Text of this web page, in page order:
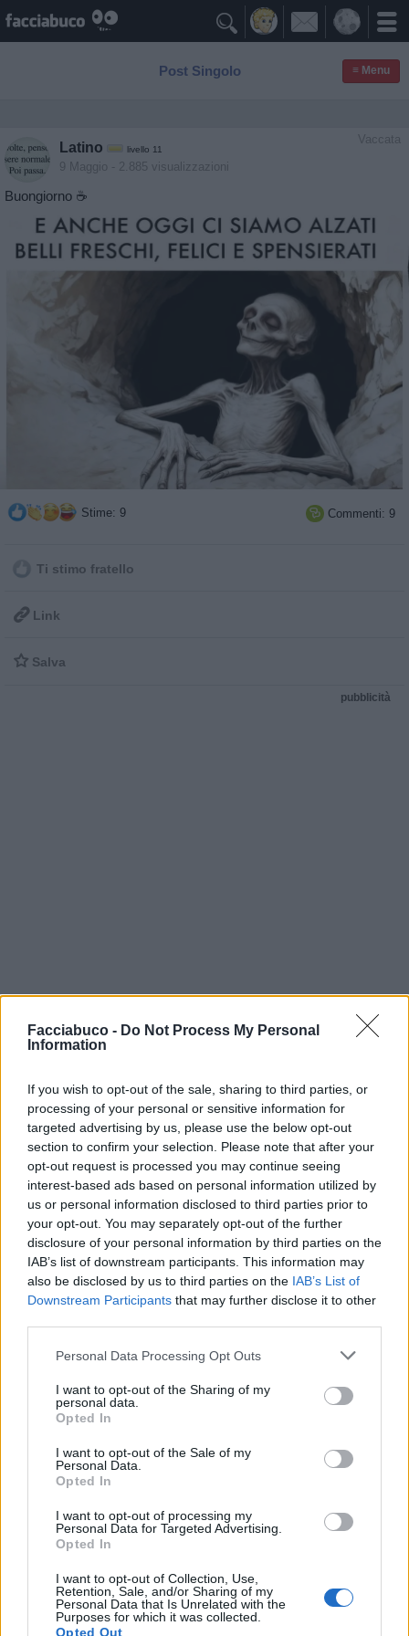
Facciabuco - Do Not Process My Personal
Information
If you wish to opt-out of the sale, sharing to third parties, or
processing of your personal or sensitive information for
targeted advertising by us, please use the below opt-out
section to confirm your selection. Please note that after your
opt-out request is processed you may continue seeing
interest-based ads based on personal information utilized by
us or personal information disclosed to third parties prior to
your opt-out. You may separately opt-out of the further
disclosure of your personal information by third parties on the
IAB’s list of downstream participants. This information may
also be disclosed by us to third parties on the IAB’s List of
Downstream Participants that may further disclose it to other
Personal Data Processing Opt Outs
I want to opt-out of the Sharing of my
personal data.
Opted In
I want to opt-out of the Sale of my
Personal Data.
Opted In
I want to opt-out of processing my
Personal Data for Targeted Advertising.
Opted In
I want to opt-out of Collection, Use,
Retention, Sale, and/or Sharing of my
Personal Data that Is Unrelated with the
Purposes for which it was collected.
Opted Out

Post Singolo ≡ Menu
Vaccata
Latino livello 11
9 Maggio - 2.885 visualizzazioni
Buongiorno ☕️
Stime: 9  Commenti: 9
Ti stimo fratello
 Link
 Salva
pubblicità
Dr00py:L'importante è alzarsi 😂😂😂
2
9 Maggio alle ore 10:16
·Ti stimo ·Rispondi
Latino: Dr00py.....o farsi aiutare x alzarsi....😅
1
9 Maggio alle ore 10:20
·Ti stimo·Rispondi
1
9 Maggio alle ore 10:20
·Ti stimo·Rispondi